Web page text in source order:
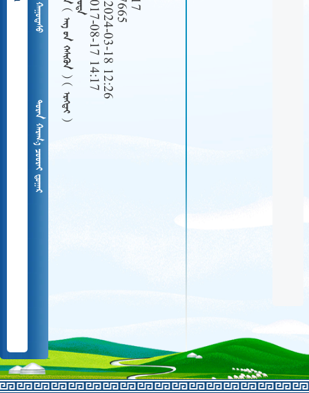
   
    
  